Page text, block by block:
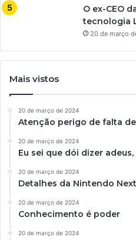
O ex-CEO
tecnologia
20 de março
Mais vistos
20 de março de 2024
Atenção perigo de falta
20 de março de 2024
Eu sei que dói dizer
20 de março de 2024
Detalhes da Nintendo
20 de março de 2024
Conhecimento é poder
20 de março de 2024